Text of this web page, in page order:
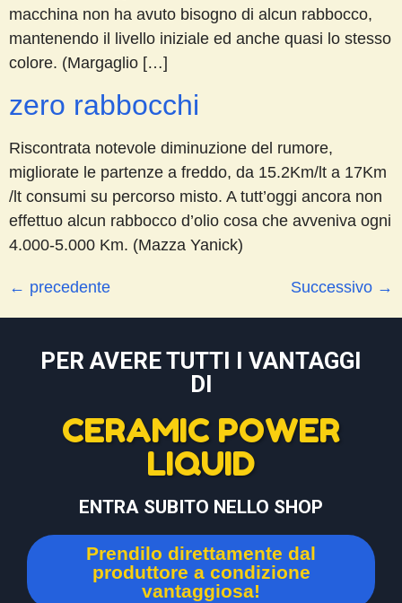
macchina non ha avuto bisogno di alcun rabbocco,
mantenendo il livello iniziale ed anche quasi lo stesso
colore. (Margaglio […]
zero rabbocchi
Riscontrata notevole diminuzione del rumore,
migliorate le partenze a freddo, da 15.2Km/lt a 17Km
/lt consumi su percorso misto. A tutt’oggi ancora non
effettuo alcun rabbocco d’olio cosa che avveniva ogni
4.000-5.000 Km. (Mazza Yanick)
← precedente Successivo →
PER AVERE TUTTI I VANTAGGI
DI
CERAMIC POWER
LIQUID
ENTRA SUBITO NELLO SHOP
Prendilo direttamente dal
produttore a condizione
vantaggiosa!